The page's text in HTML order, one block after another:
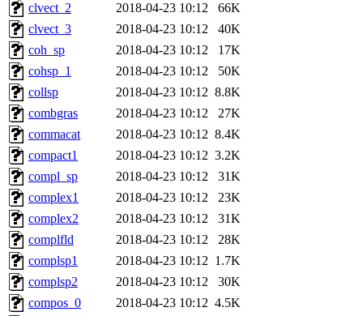
clvect_2
2018-04-23 10:12
66K
clvect_3
2018-04-23 10:12
40K
coh_sp
2018-04-23 10:12
17K
cohsp_1
2018-04-23 10:12
50K
collsp
2018-04-23 10:12 8.8K
combgras
2018-04-23 10:12
27K
commacat
2018-04-23 10:12 8.4K
compact1
2018-04-23 10:12 3.2K
compl_sp
2018-04-23 10:12
31K
complex1
2018-04-23 10:12
23K
complex2
2018-04-23 10:12
31K
complfld
2018-04-23 10:12
28K
complsp1
2018-04-23 10:12 1.7K
complsp2
2018-04-23 10:12
30K
compos_0
2018-04-23 10:12 4.5K